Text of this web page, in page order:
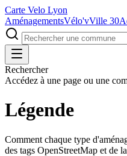
Carte Velo Lyon
AménagementsVélo'vVille 30
Rechercher
Accédez à une page ou une
Légende
Comment chaque type
des tags OpenStreetMap et de